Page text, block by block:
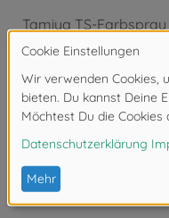
Tamiya TS-Farbspray
TS-80 Klarlack matt
Inhalt: 100 ml
Achtung!Nicht für
Downloads